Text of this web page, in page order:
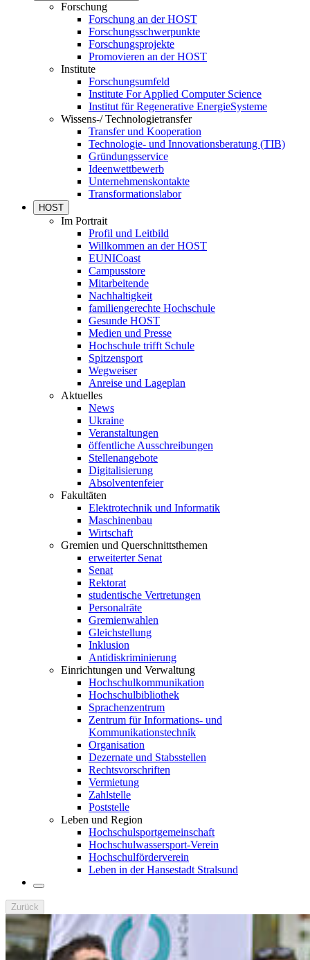
Forschung
Forschung an der HOST
Forschungsschwerpunkte
Forschungsprojekte
Promovieren an der HOST
Institute
Forschungsumfeld
Institute For Applied Computer Science
Institut für Regenerative EnergieSysteme
Wissens-/ Technologietransfer
Transfer und Kooperation
Technologie- und Innovationsberatung (TIB)
Gründungsservice
Ideenwettbewerb
Unternehmenskontakte
Transformationslabor
HOST
Im Portrait
Profil und Leitbild
Willkommen an der HOST
EUNICoast
Campusstore
Mitarbeitende
Nachhaltigkeit
familiengerechte Hochschule
Gesunde HOST
Medien und Presse
Hochschule trifft Schule
Spitzensport
Wegweiser
Anreise und Lageplan
Aktuelles
News
Ukraine
Veranstaltungen
öffentliche Ausschreibungen
Stellenangebote
Digitalisierung
Absolventenfeier
Fakultäten
Elektrotechnik und Informatik
Maschinenbau
Wirtschaft
Gremien und Querschnittsthemen
erweiterter Senat
Senat
Rektorat
studentische Vertretungen
Personalräte
Gremienwahlen
Gleichstellung
Inklusion
Antidiskriminierung
Einrichtungen und Verwaltung
Hochschulkommunikation
Hochschulbibliothek
Sprachenzentrum
Zentrum für Informations- und
Kommunikationstechnik
Organisation
Dezernate und Stabsstellen
Rechtsvorschriften
Vermietung
Zahlstelle
Poststelle
Leben und Region
Hochschulsportgemeinschaft
Hochschulwassersport-Verein
Hochschulförderverein
Leben in der Hansestadt Stralsund
Zurück